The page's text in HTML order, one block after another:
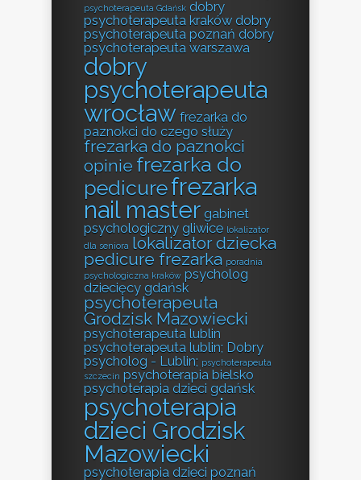
psychoterapeuta Gdańsk dobry
psychoterapeuta kraków dobry
psychoterapeuta poznań dobry
psychoterapeuta warszawa
dobry
psychoterapeuta
wrocław frezarka do
paznokci do czego służy
frezarka do paznokci
opinie frezarka do
pedicurefrezarka
nail master gabinet
psychologiczny gliwice lokalizator
dla seniora lokalizator dziecka
pedicure frezarka poradnia
psychologiczna kraków psycholog
dziecięcy gdańsk
psychoterapeuta
Grodzisk Mazowiecki
psychoterapeuta lublin
psychoterapeuta lublin; Dobry
psycholog - Lublin; psychoterapeuta
szczecin psychoterapia bielsko
psychoterapia dzieci gdańsk
psychoterapia
dzieci Grodzisk
Mazowiecki
psychoterapia dzieci poznań